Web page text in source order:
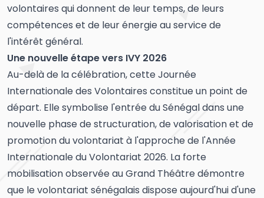
volontaires qui donnent de leur temps, de leurs
compétences et de leur énergie au service de
l'intérêt général.
Une nouvelle étape vers IVY 2026
Au-delà de la célébration, cette Journée
Internationale des Volontaires constitue un point de
départ. Elle symbolise l'entrée du Sénégal dans une
nouvelle phase de structuration, de valorisation et de
promotion du volontariat à l'approche de l'Année
Internationale du Volontariat 2026. La forte
mobilisation observée au Grand Théâtre démontre
que le volontariat sénégalais dispose aujourd'hui d'une